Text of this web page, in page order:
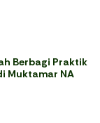
Berbagi Praktik
Muktamar NA